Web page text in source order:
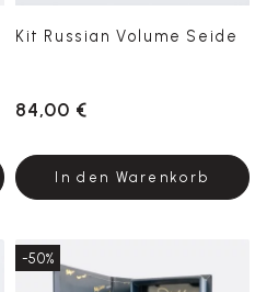
Kit Russian Volume Seide
84,00 €
In den Warenkorb
-50%